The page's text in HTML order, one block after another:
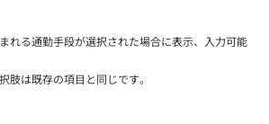
れる通勤手段が選択された場合に表示、入力可能
は既存の項目と同じです。